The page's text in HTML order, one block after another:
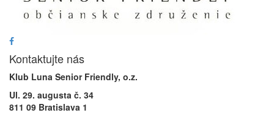
Kontaktujte nás
Klub Luna Senior Friendly, o.z.
Ul. 29. augusta č. 34
811 09 Bratislava 1